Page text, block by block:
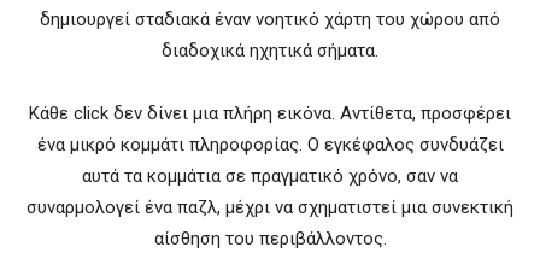
δημιουργεί σταδιακά έναν νοητικό χάρτη του χώρου από
διαδοχικά ηχητικά σήματα.
Κάθε click δεν δίνει μια πλήρη εικόνα. Αντίθετα, προσφέρει
ένα μικρό κομμάτι πληροφορίας. Ο εγκέφαλος συνδυάζει
αυτά τα κομμάτια σε πραγματικό χρόνο, σαν να
συναρμολογεί ένα παζλ, μέχρι να σχηματιστεί μια συνεκτική
αίσθηση του περιβάλλοντος.